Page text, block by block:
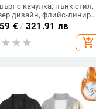
с качулка, пънк стил,
дизайн, флийс-линиран
96%+, есенна
€ / 321.91 лв
add_shopping_cart